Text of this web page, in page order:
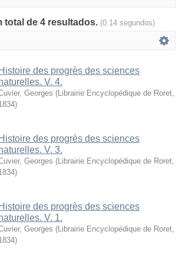
total de 4 resultados. (0.14 segundos)
Histoire des progrès des sciences
V. 4.
Georges ( Librairie Encyclopédique de Roret
)
Histoire des progrès des sciences
V. 3.
Georges ( Librairie Encyclopédique de Roret
)
Histoire des progrès des sciences
V. 1.
Georges ( Librairie Encyclopédique de Roret
)